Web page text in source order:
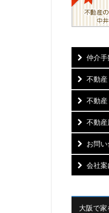
仲介
不動
不動
不動
お問
会社案
大阪で家